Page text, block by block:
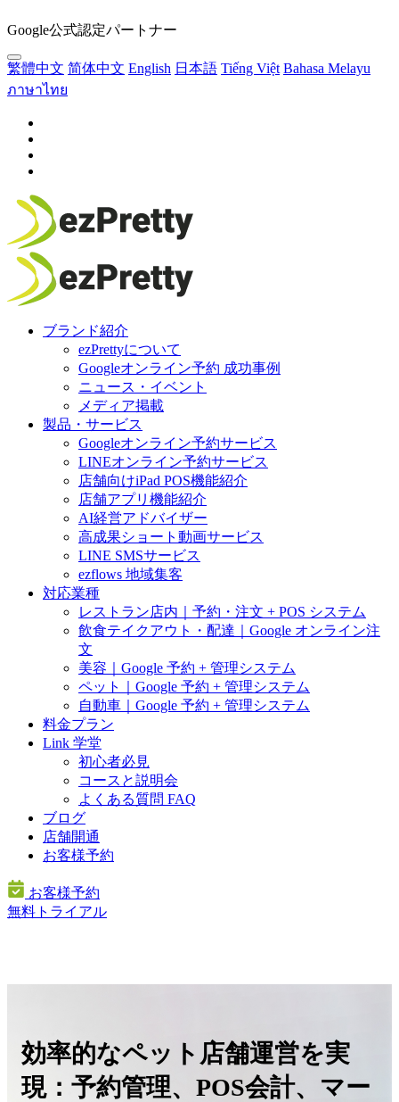
Google公式認定パートナー
繁體中文 简体中文 English 日本語 Tiếng Việt Bahasa Melayu
ภาษาไทย
ブランド紹介
ezPrettyについて
Googleオンライン予約 成功事例
ニュース・イベント
メディア掲載
製品・サービス
Googleオンライン予約サービス
LINEオンライン予約サービス
店舗向けiPad POS機能紹介
店舗アプリ機能紹介
AI経営アドバイザー
高成果ショート動画サービス
LINE SMSサービス
ezflows 地域集客
対応業種
レストラン店内｜予約・注文 + POS システム
飲食テイクアウト・配達｜Google オンライン注
文
美容｜Google 予約 + 管理システム
ペット｜Google 予約 + 管理システム
自動車｜Google 予約 + 管理システム
料金プラン
Link 学堂
初心者必見
コースと説明会
よくある質問 FAQ
ブログ
店舗開通
お客様予約
お客様予約
無料トライアル
効率的なペット店舗運営を実
現： 予約管理、POS会計、マー